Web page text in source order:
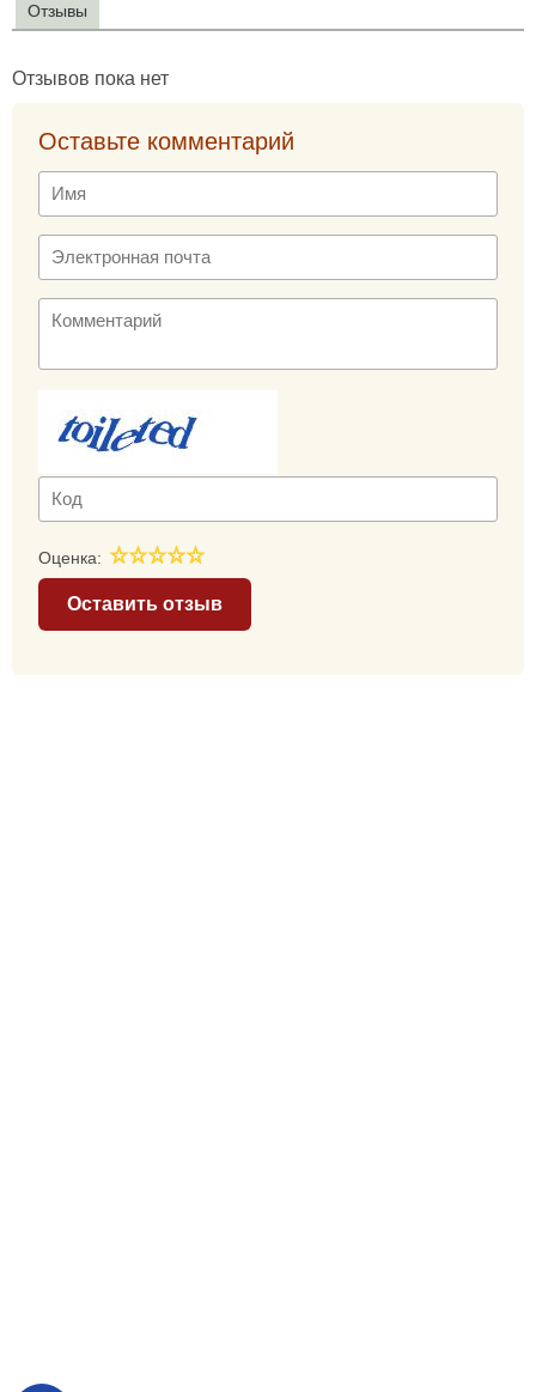
Отзывы
Отзывов пока нет
Оставьте комментарий
Оценка:
Оставить отзыв